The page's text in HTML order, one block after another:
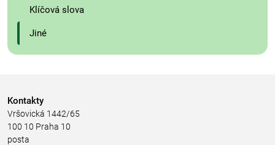
Klíčová slova
Jiné
Kontakty
Vršovická 1442/65
100 10 Praha 10
posta